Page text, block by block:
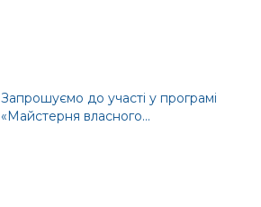
Запрошуємо до участі у програмі
«Майстерня власного...